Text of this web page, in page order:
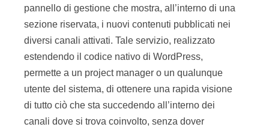
pannello di gestione che mostra, all’interno di una
sezione riservata, i nuovi contenuti pubblicati nei
diversi canali attivati. Tale servizio, realizzato
estendendo il codice nativo di WordPress,
permette a un project manager o un qualunque
utente del sistema, di ottenere una rapida visione
di tutto ciò che sta succedendo all’interno dei
canali dove si trova coinvolto, senza dover